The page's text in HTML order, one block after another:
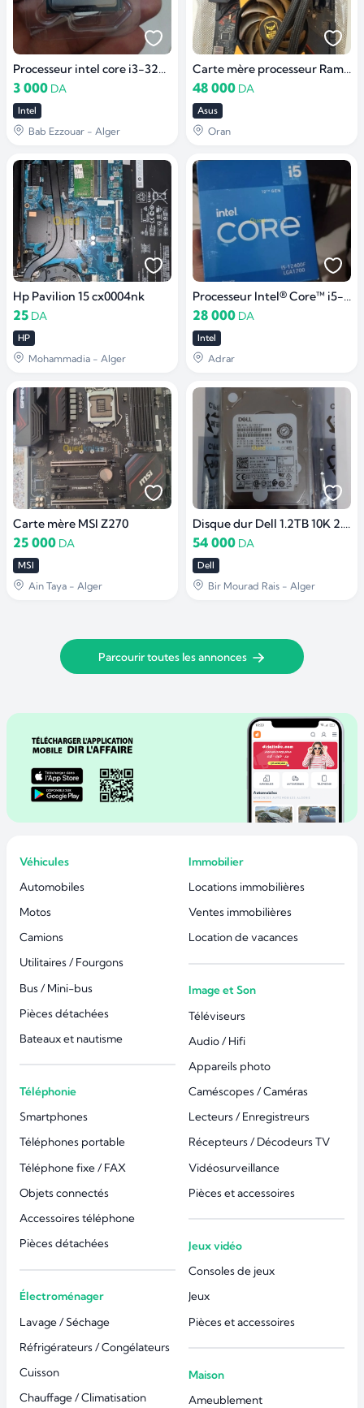
Processeur intel core i3-3240 3.40GHZ
3 000 DA
Intel
Bab Ezzouar - Alger
Carte mère processeur Ram water cooling
48 000 DA
Asus
Oran
Hp Pavilion 15 cx0004nk
25 DA
HP
Mohammadia - Alger
Processeur Intel® Core™ i5-12400F
28 000 DA
Intel
Adrar
Carte mère MSI Z270
25 000 DA
MSI
Ain Taya - Alger
Disque dur Dell 1.2TB 10K 2.5" SAS 12G
54 000 DA
Dell
Bir Mourad Rais - Alger
Parcourir toutes les annonces
Véhicules
Automobiles
Motos
Camions
Utilitaires / Fourgons
Bus / Mini-bus
Pièces détachées
Bateaux et nautisme
Téléphonie
Smartphones
Téléphones portable
Téléphone fixe / FAX
Objets connectés
Accessoires téléphone
Pièces détachées
Électroménager
Lavage / Séchage
Réfrigérateurs / Congélateurs
Cuisson
Chauffage / Climatisation
Immobilier
Locations immobilières
Ventes immobilières
Location de vacances
Image et Son
Téléviseurs
Audio / Hifi
Appareils photo
Caméscopes / Caméras
Lecteurs / Enregistreurs
Récepteurs / Décodeurs TV
Vidéosurveillance
Pièces et accessoires
Jeux vidéo
Consoles de jeux
Jeux
Pièces et accessoires
Maison
Ameublement